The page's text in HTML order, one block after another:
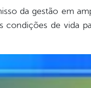
da gestão em
condições de vida